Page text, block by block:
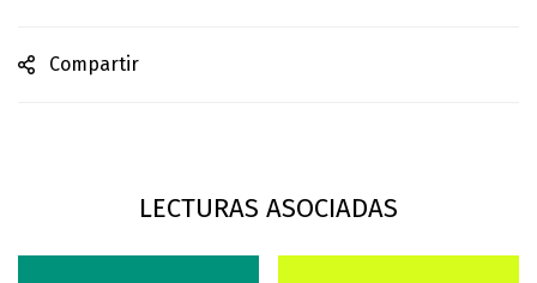
Compartir
LECTURAS ASOCIADAS